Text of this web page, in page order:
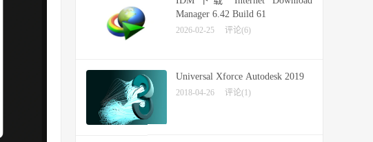
Manager 6.42 Build 61
2026-02-25 评论(6)
Universal Xforce Autodesk 2019
2018-04-26 评论(1)